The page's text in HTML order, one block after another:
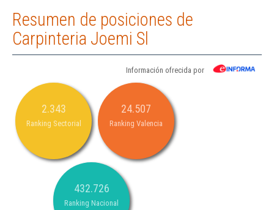
Resumen de posiciones de
Carpinteria Joemi Sl
Información ofrecida por
2.343
Ranking Sectorial
24.507
Ranking Valencia
432.726
Ranking Nacional